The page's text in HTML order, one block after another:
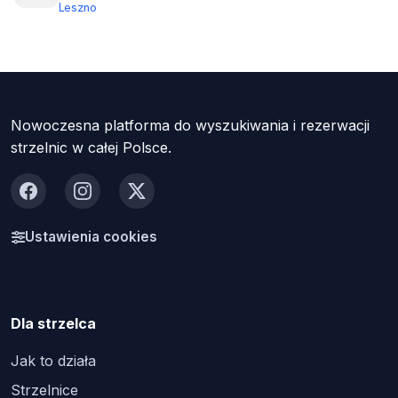
Leszno
Nowoczesna platforma do wyszukiwania i rezerwacji
strzelnic w całej Polsce.
FacebookInstagram
X
Ustawienia cookies
Dla strzelca
Jak to działa
Strzelnice